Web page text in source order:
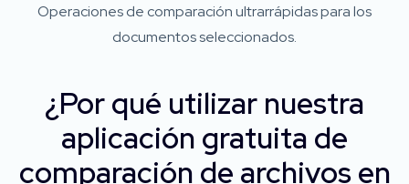
Operaciones de comparación ultrarrápidas para los
documentos seleccionados.
¿Por qué utilizar nuestra
aplicación gratuita de
comparación de archivos en